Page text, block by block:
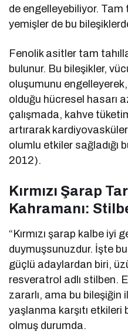
de engelleyebiliyor. Tam
yemişler de bu
Fenolik asitler tam
bulunur. Bu bileşikler,
oluşumunu
olduğu hücresel hasarı
çalışmada, kahve
artırarak
olumlu etkiler sağladığı
2012).
Kırmızı Şarap
Kahramanı:
“Kırmızı şarap kalbe iyi
duymuşsunuzdur. İşte
güçlü adaylardan biri,
resveratrol adlı stilben.
zararlı, ama bu bileşiğin
yaşlanma karşıtı etkileri
olmuş durumda.